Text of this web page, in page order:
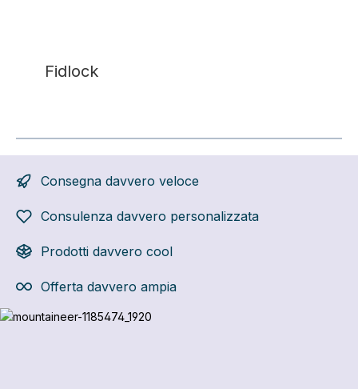
Fidlock
Consegna davvero veloce
Consulenza davvero personalizzata
Prodotti davvero cool
Offerta davvero ampia
Salta la galleria di immagini